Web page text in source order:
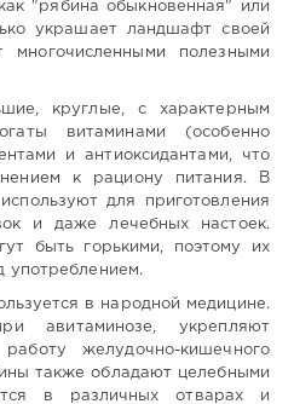
"рябина обыкновенная" или
украшает ландшафт своей
полезными
круглые, с характерным
витаминами (особенно
и антиоксидантами, что
к рациону питания. В
для приготовления
и даже лечебных настоек.
быть горькими, поэтому их
употреблением.
в народной медицине.
авитаминозе, укрепляют
желудочно-кишечного
также обладают целебными
в различных отварах и